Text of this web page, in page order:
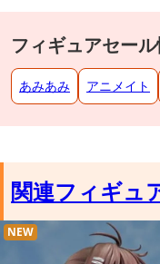
フィギュアセー
あみあみ アニメイト
関連フィギュ
NEW